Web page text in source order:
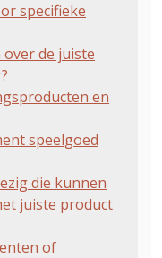
specifieke
over de juiste
en
speelgoed
die kunnen
juiste product
of